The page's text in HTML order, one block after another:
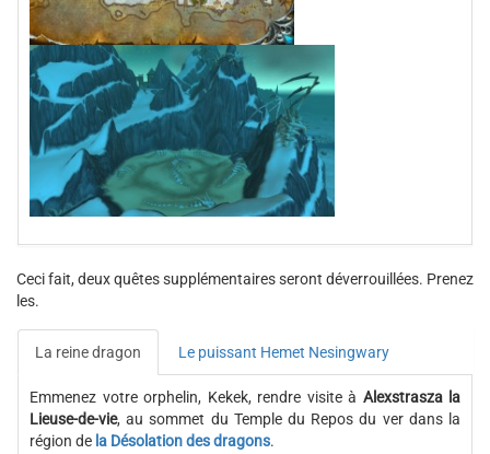
Ceci fait, deux quêtes supplémentaires seront déverrouillées. Prenez
les.
La reine dragon Le puissant Hemet Nesingwary
Emmenez votre orphelin, Kekek, rendre visite à Alexstrasza la
Lieuse-de-vie, au sommet du Temple du Repos du ver dans la
région de la Désolation des dragons.